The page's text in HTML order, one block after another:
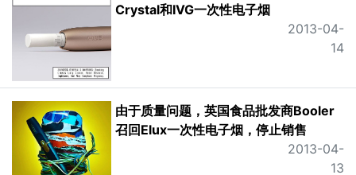
Crystal和IVG一次性电子烟
2013-04-
14
由于质量问题，英国食品批发商Booler
召回Elux一次性电子烟，停止销售
2013-04-
13